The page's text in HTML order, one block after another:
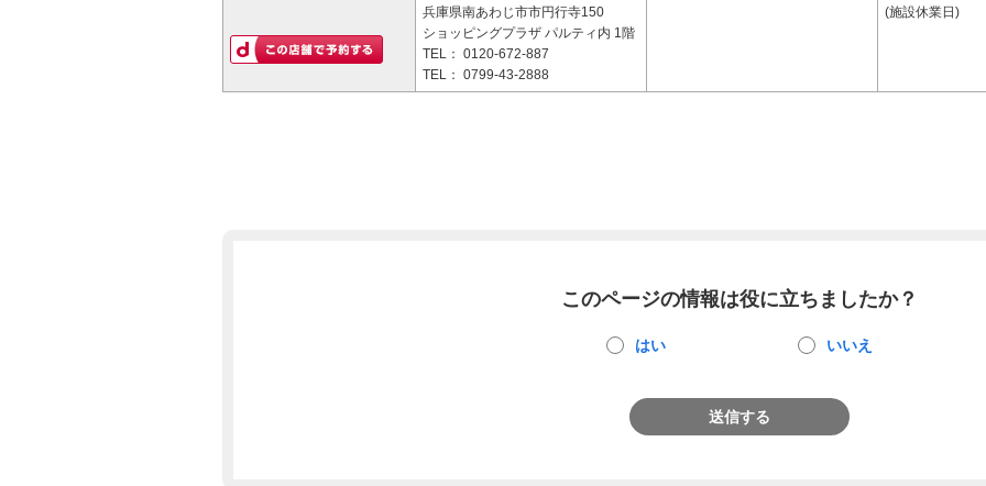
兵庫県南あわじ市市円行寺150
ショッピングプラザ パルティ内 1階
TEL： 0120-672-887
TEL： 0799-43-2888
(施設休業日)
このページの情報は役に立ちましたか？
はい いいえ
送信する